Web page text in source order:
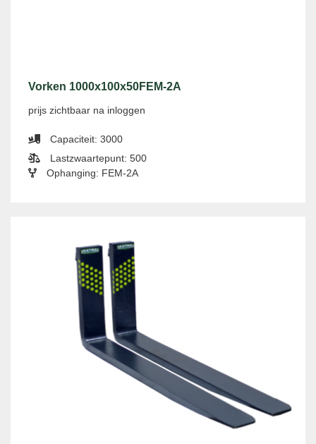
Vorken 1000x100x50FEM-2A
prijs zichtbaar na inloggen
Capaciteit: 3000
Lastzwaartepunt: 500
Ophanging: FEM-2A